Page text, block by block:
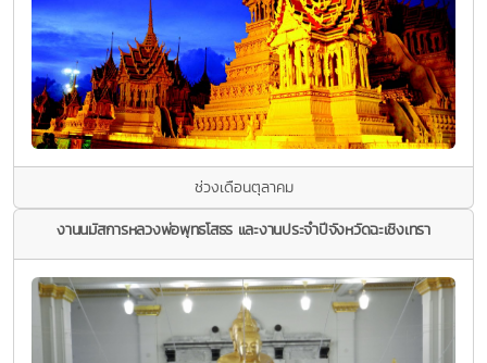
ช่วงเดือนตุลาคม
งานนมัสการหลวงพ่อพุทธโสธร และงานประจำปีจังหวัดฉะเชิงเทรา